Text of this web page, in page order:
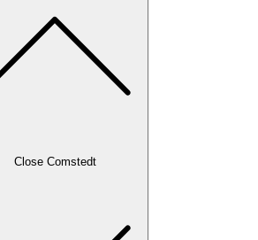
Close Comstedt